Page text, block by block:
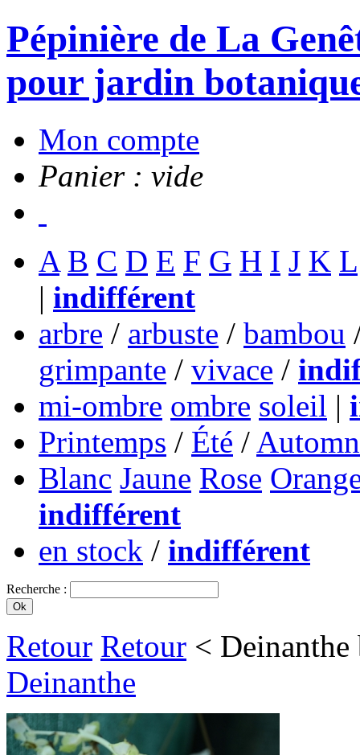
Pépinière de La
pour jardin
Mon compte
Panier : vide
A B C D E F G H I J K L
| indifférent
arbre / arbuste / bambou
grimpante / vivace /
mi-ombre ombre soleil |
Printemps / Été /
Blanc Jaune Rose
indifférent
en stock / indifférent
Recherche :
Retour Retour <
Deinanthe